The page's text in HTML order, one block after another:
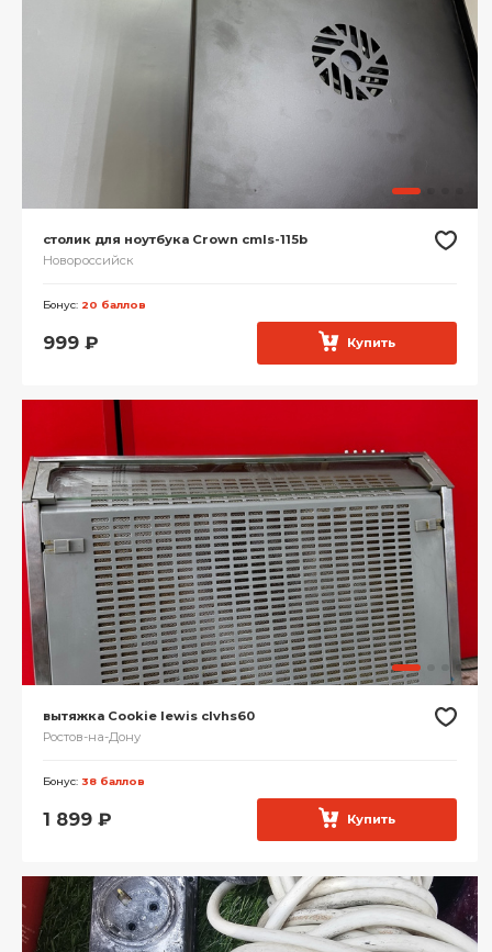
столик для ноутбука Crown cmls-115b
Новороссийск
Бонус: 20 баллов
999 ₽ Купить
вытяжка Cookie lewis clvhs60
Ростов-на-Дону
Бонус: 38 баллов
1 899 ₽ Купить